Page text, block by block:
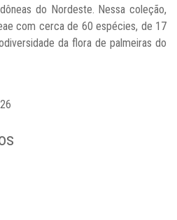
do Nordeste. Nessa coleção,
com cerca de 60 espécies, de 17
da flora de palmeiras do